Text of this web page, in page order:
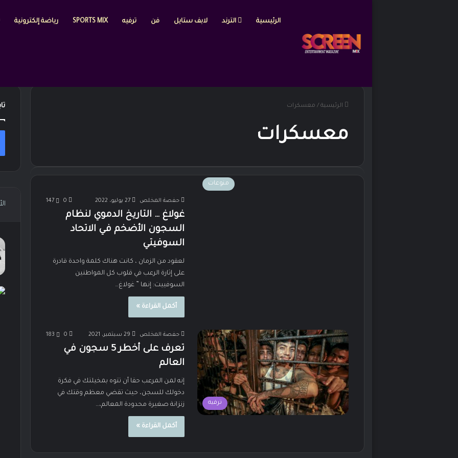
الرئيسية الترند لابف ستايل فن ترفيه SPORTS MIX رياضة إلكترونية
الرئيسية / معسكرات
معسكرات
منوعات
حفصة المخلص 27 يوليو، 2022 0
147
غولاغ … التاريخ الدموي لنظام
السجون الأضخم في الاتحاد
السوفيتي
لعقود من الزمان ، كانت هناك كلمة واحدة قادرة
على إثارة الرعب في قلوب كل المواطنين
السوفييت: إنها ” غولاغ…
أكمل القراءة »
ترفيه
حفصة المخلص 29 سبتمبر، 2021 0
183
تعرف على أخطر 5 سجون في
العالم
إنه لمن المرعب حقا أن تتوه بمخيلتك في فكرة
دخولك للسجن، حيث تقضي معظم وقتك في
زنزانة صغيرة محدودة المعالم،…
أكمل القراءة »